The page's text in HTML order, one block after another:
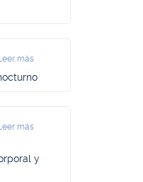
más
más
y